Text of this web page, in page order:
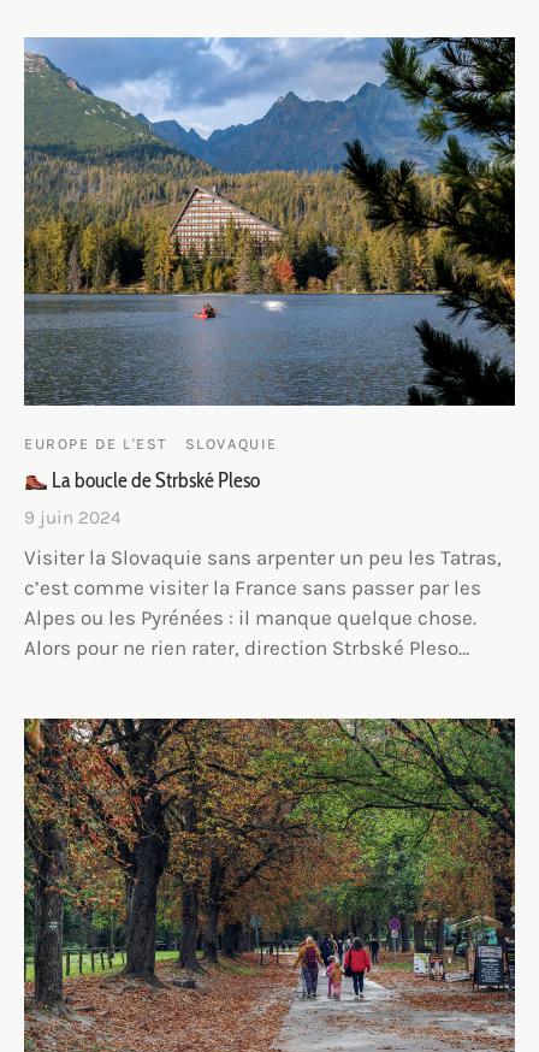
EUROPE DE L'EST SLOVAQUIE
La boucle de Strbské Pleso
9 juin 2024
Visiter la Slovaquie sans arpenter un peu les Tatras,
c’est comme visiter la France sans passer par les
Alpes ou les Pyrénées : il manque quelque chose.
Alors pour ne rien rater, direction Strbské Pleso…